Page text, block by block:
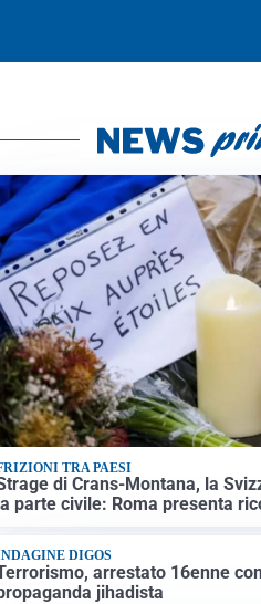
TRA PAESI
di Crans-Montana, la
parte civile: Roma presenta
DIGOS
arrestato 16enne
jihadista